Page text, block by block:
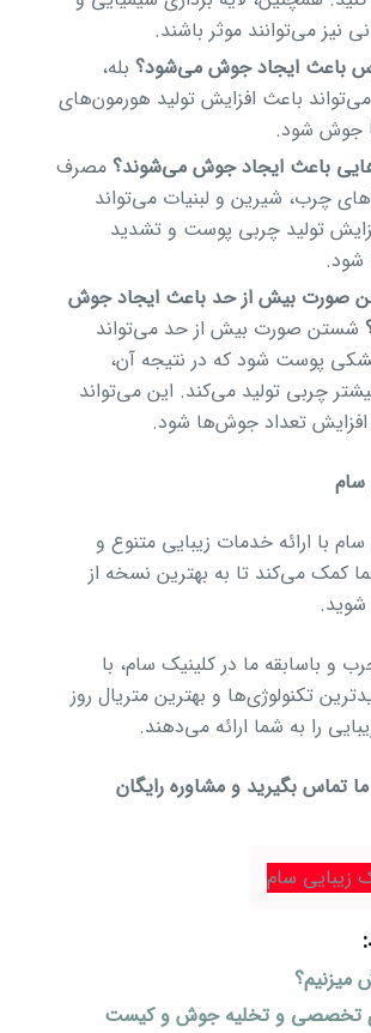
نیز می‌توانند موثر باشند.
باعث ایجاد جوش می‌شود؟بله،
باعث افزایش تولید هورمون‌های
جوش شود.
باعث ایجاد جوش می‌شوند؟مصرف
چرب، شیرین و لبنیات می‌تواند
تولید چربی پوست و تشدید
صورت بیش از حد باعث ایجاد جوش
شستن صورت بیش از حد می‌تواند
پوست شود که در نتیجه آن،
چربی تولید می‌کند. این می‌تواند
افزایش تعداد جوش‌ها شود.
سام
با ارائه خدمات زیبایی متنوع و
کمک می‌کند تا به بهترین نسخه از
شوید.
باسابقه ما در کلینیک سام، با
تکنولوژی‌ها و بهترین متریال روز
را به شما ارائه می‌دهند.
تماس بگیرید و مشاوره رایگان
زیبایی سام
میزنیم؟
تخصصی و تخلیه جوش و کیست